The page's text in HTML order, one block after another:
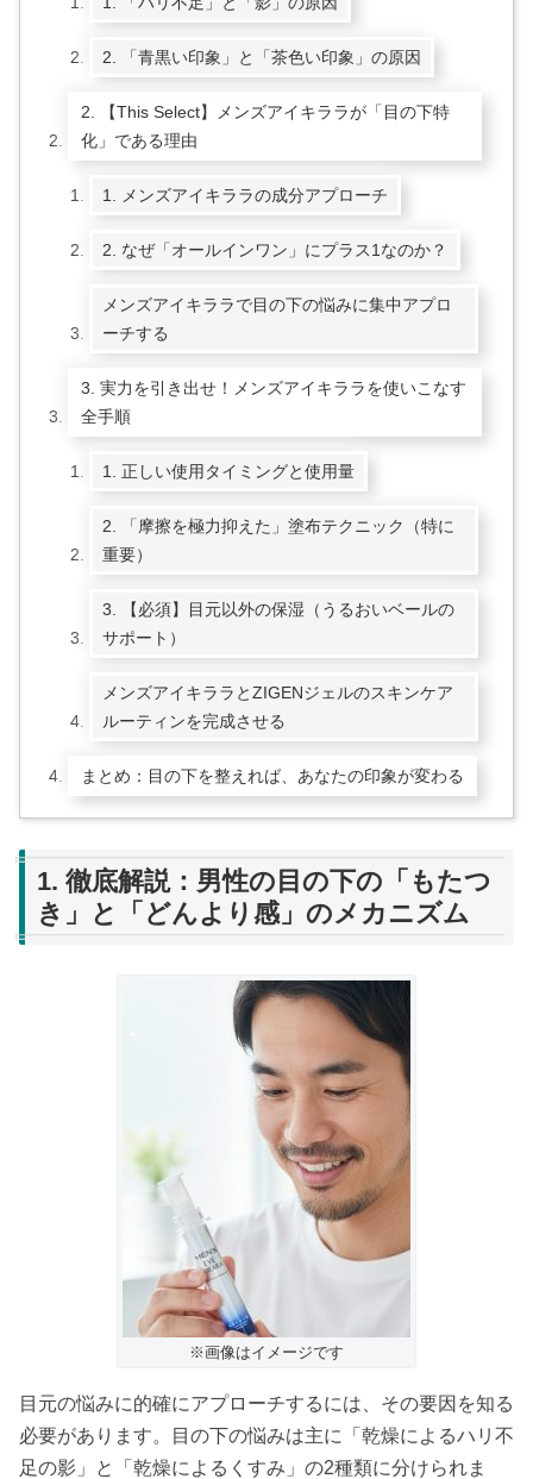
2. 「青黒い印象」と「茶色い印象」の原因
2. 【This Select】メンズアイキララが「目の下特
化」である理由
1. メンズアイキララの成分アプローチ
2. なぜ「オールインワン」にプラス1なのか？
メンズアイキララで目の下の悩みに集中アプロ
ーチする
3. 実力を引き出せ！メンズアイキララを使いこなす
全手順
1. 正しい使用タイミングと使用量
2. 「摩擦を極力抑えた」塗布テクニック（特に
重要）
3. 【必須】目元以外の保湿（うるおいベールの
サポート）
メンズアイキララとZIGENジェルのスキンケア
ルーティンを完成させる
まとめ：目の下を整えれば、あなたの印象が変わる
1. 徹底解説：男性の目の下の「もたつ
き」と「どんより感」のメカニズム
※画像はイメージです
目元の悩みに的確にアプローチするには、その要因を知る
必要があります。目の下の悩みは主に「乾燥によるハリ不
足の影」と「乾燥によるくすみ」の2種類に分けられま